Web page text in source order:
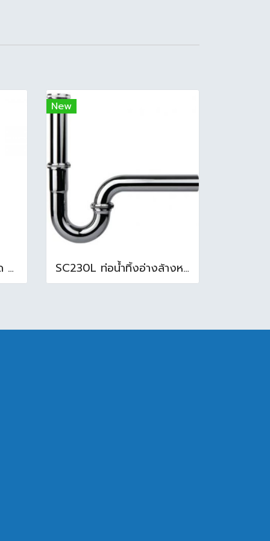
BN5556661 สะดือแบบกด มีน้ำล้น
New
SC230L ท่อน้ำทิ้งอ่างล้างหน้า (P-Trap) ยาว 30 cm.